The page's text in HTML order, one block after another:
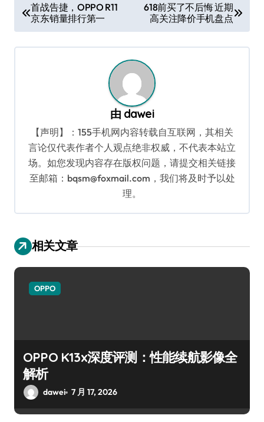
章
导
首战告捷，OPPO R11
京东销量排行第一
618前买了不后悔 近期
高关注降价手机盘点
由 dawei
【声明】：155手机网内容转载自互联网，其相关
言论仅代表作者个人观点绝非权威，不代表本站立
场。如您发现内容存在版权问题，请提交相关链接
至邮箱：bqsm@foxmail.com，我们将及时予以处
理。
相关文章
OPPO
OPPO K13x深度评测：性能续航影像全
解析
dawei 7 月 17, 2026